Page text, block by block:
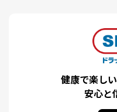
健康で楽し
安心と